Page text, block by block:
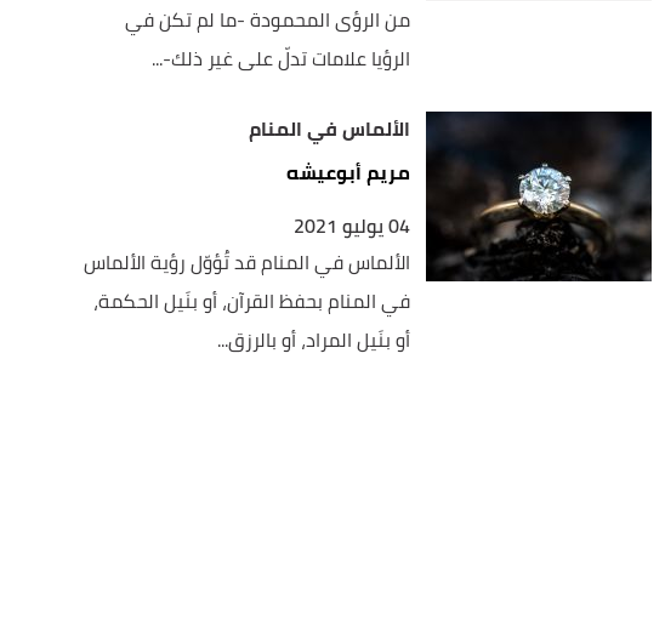
من الرؤى المحمودة -ما لم تكن في
الرؤيا علامات تدلّ على غير ذلك-...
الألماس في المنام
مريم أبوعيشه
04 يوليو 2021
الألماس في المنام قد تُؤوّل رؤية الألماس
في المنام بحفظ القرآن، أو بنَيل الحكمة،
أو بنَيل المراد، أو بالرزق...